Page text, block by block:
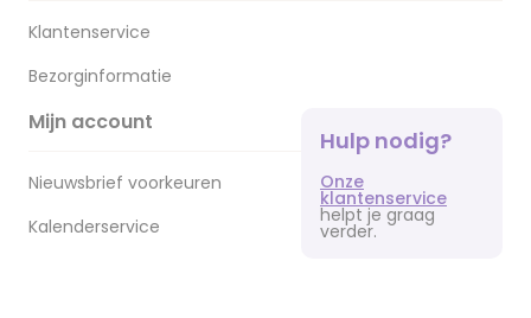
Klantenservice
Bezorginformatie
Mijn account
Nieuwsbrief voorkeuren
Kalenderservice
Hulp nodig?
Onze
klantenservice
helpt je graag
verder.